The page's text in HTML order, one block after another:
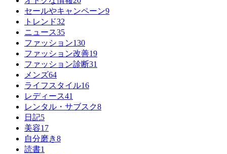
セールやキャンペーン9
トレンド32
ニュース35
ファッション130
ファッション改善19
ファッション診断31
メンズ64
ライフスタイル16
レディース41
レンタル・サブスク8
日記5
美容17
自分磨き8
読書1